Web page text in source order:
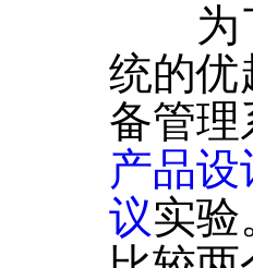
为了
统的优
备管理
产品
议实验